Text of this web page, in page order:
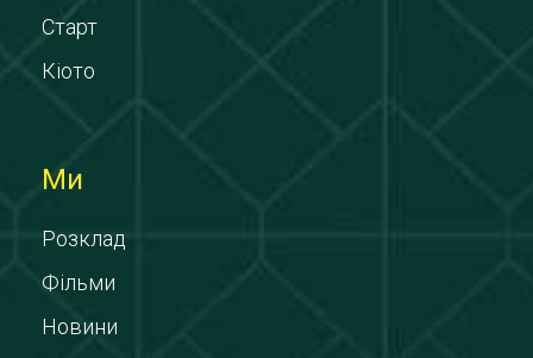
Старт
Кіото
Ми
Розклад
Фільми
Новини